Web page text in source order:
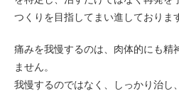
つくりを目指してまい進しておりま
痛みを我慢するのは、肉体的にも精
ません。
我慢するのではなく、しっかり治し